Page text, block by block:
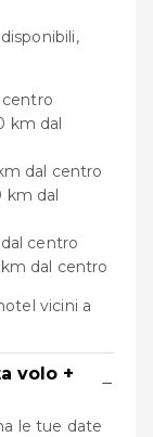
centro
km dal
dal centro
km dal
centro
dal centro
vicini a
volo +
−
le tue date